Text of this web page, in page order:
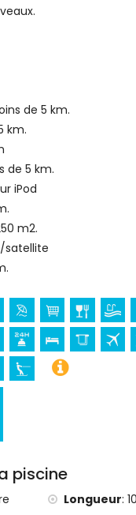
inclus dans le prix
planche à repasser
et service
climatisation
moyennant
et lits/couffins pour
Costa Blanca
Jávea, Jávea),
(Pueblo de
(Pueblo de Jávea
VTT, cyclisme,
ski nautique (à moins
Jávea) et équitation
de 5 km.
km.
de 5 km.
iPod
m2.
satellite
piscine
Longueur: